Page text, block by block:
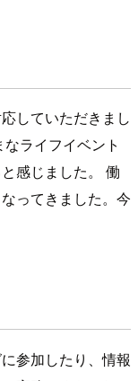
していただきまし
ライフイベント
感じました。 働
ってきました。今
参加したり、情報